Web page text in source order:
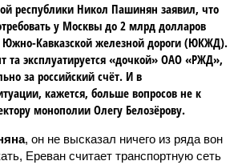
республики Никол Пашинян заявил, что
у Москвы до 2 млрд долларов
Южно-Кавказской железной дороги (ЮКЖД).
та эксплуатируется «дочкой» ОАО «РЖД»,
за российский счёт. И в
кажется, больше вопросов не к
монополии Олегу Белозёрову.
, он не высказал ничего из ряда вон
Ереван считает транспортную сеть